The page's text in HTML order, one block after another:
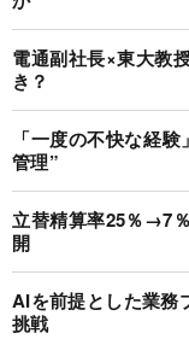
電通副社長×東大教
き？
「一度の不快な経
管理”
立替精算率25％→7
開
AIを前提とした業務
挑戦